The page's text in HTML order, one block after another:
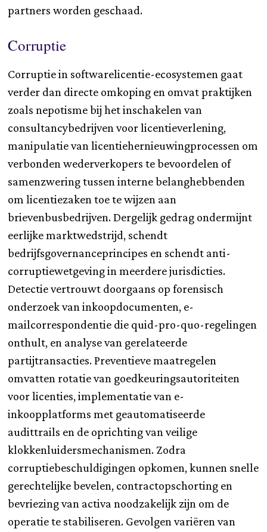
partners worden geschaad.
Corruptie
Corruptie in softwarelicentie-ecosystemen gaat
verder dan directe omkoping en omvat praktijken
zoals nepotisme bij het inschakelen van
consultancybedrijven voor licentieverlening,
manipulatie van licentiehernieuwingprocessen om
verbonden wederverkopers te bevoordelen of
samenzwering tussen interne belanghebbenden
om licentiezaken toe te wijzen aan
brievenbusbedrijven. Dergelijk gedrag ondermijnt
eerlijke marktwedstrijd, schendt
bedrijfsgovernanceprincipes en schendt anti-
corruptiewetgeving in meerdere jurisdicties.
Detectie vertrouwt doorgaans op forensisch
onderzoek van inkoopdocumenten, e-
mailcorrespondentie die quid-pro-quo-regelingen
onthult, en analyse van gerelateerde
partijtransacties. Preventieve maatregelen
omvatten rotatie van goedkeuringsautoriteiten
voor licenties, implementatie van e-
inkoopplatforms met geautomatiseerde
audittrails en de oprichting van veilige
klokkenluidersmechanismen. Zodra
corruptiebeschuldigingen opkomen, kunnen snelle
gerechtelijke bevelen, contractopschorting en
bevriezing van activa noodzakelijk zijn om de
operatie te stabiliseren. Gevolgen variëren van